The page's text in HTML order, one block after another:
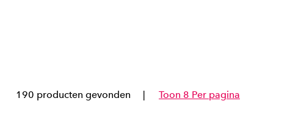
190 producten gevonden Toon 8 Per pagina